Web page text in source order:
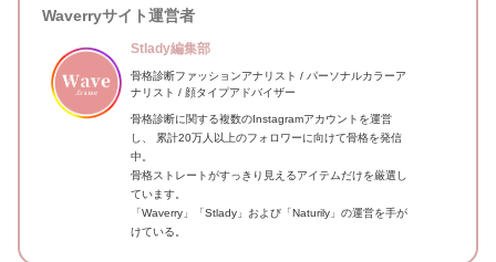
Waverryサイト運営者
Stlady編集部
骨格診断ファッションアナリスト / パーソナルカラーア
ナリスト / 顔タイプアドバイザー
骨格診断に関する複数のInstagramアカウントを運営
し、 累計20万人以上のフォロワーに向けて骨格を発信
中。
骨格ストレートがすっきり見えるアイテムだけを厳選し
ています。
「Waverry」「Stlady」および「Naturily」の運営を手が
けている。